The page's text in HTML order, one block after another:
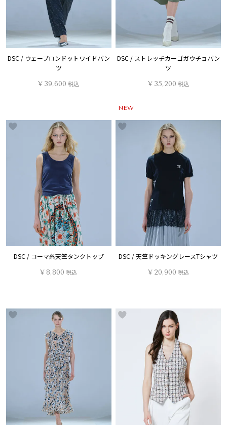
DSC / ウェーブロンドットワイドパン
ツ
¥ 39,600 税込
DSC / ストレッチカーゴガウチョパン
ツ
¥ 35,200 税込
DSC / コーマ糸天竺タンクトップ
¥ 8,800 税込
NEW
DSC / 天竺ドッキングレースTシャツ
¥ 20,900 税込